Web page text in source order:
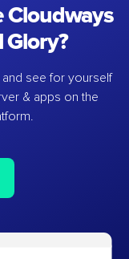
Cloudways
and see for yourself
& apps on the